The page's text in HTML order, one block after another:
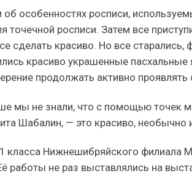
особенностях росписи,
точечной росписи. Затем все
сделать красиво. Но все
красиво украшенные
продолжать активно проявлять
мы не знали, что с помощью точек
Шабалин, — это красиво, необычно
класса Нижнешибряйского
работы не раз выставлялись на